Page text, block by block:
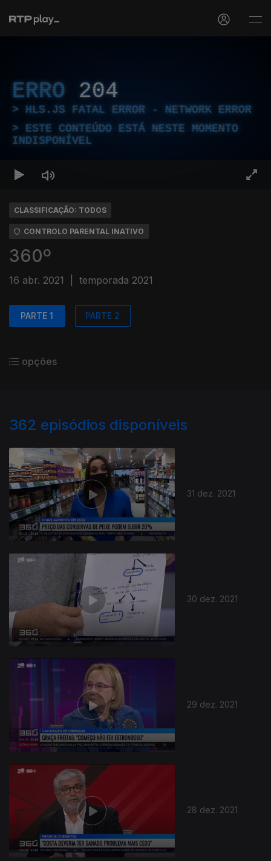
ERRO 204
HLS.JS FATAL ERROR - NETWORK ERROR
ESTE CONTEÚDO ESTÁ NESTE MOMENTO
INDISPONÍVEL
CLASSIFICAÇÃO: TODOS
CONTROLO PARENTAL INATIVO
360º
16 abr. 2021 temporada 2021
PARTE 1 PARTE 2
opções
362 episódios disponíveis
31 dez. 2021
30 dez. 2021
29 dez. 2021
28 dez. 2021